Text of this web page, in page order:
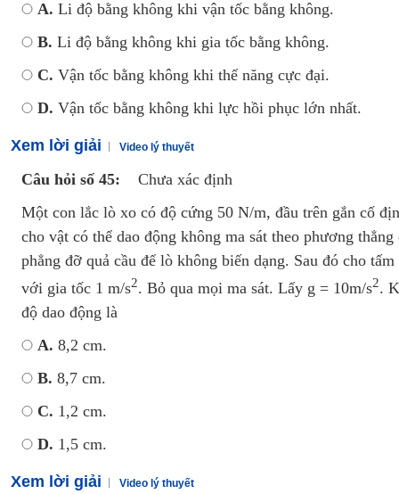
A. Li độ bằng không khi vận tốc bằng không.
B. Li độ bằng không khi gia tốc bằng không.
C. Vận tốc bằng không khi thế năng cực đại.
D. Vận tốc bằng không khi lực hồi phục lớn nhất.
Xem lời giải Video lý thuyết
Câu hỏi số 45:
Chưa xác định
Một con lắc lò xo có độ cứng 50 N/m, đầu trên gắn cố
cho vật có thể dao động không ma sát theo phương
phẳng đỡ quả cầu để lò không biến dạng. Sau đó cho
với gia tốc 1 m/s2. Bỏ qua mọi ma sát. Lấy g = 10m/s2.
độ dao động là
A. 8,2 cm.
B. 8,7 cm.
C. 1,2 cm.
D. 1,5 cm.
Xem lời giải Video lý thuyết